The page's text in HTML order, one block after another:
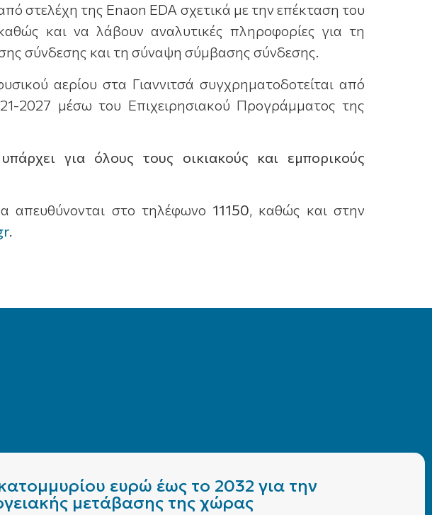
στελέχη της Enaon EDA σχετικά με την επέκταση του
και να λάβουν αναλυτικές πληροφορίες για τη
σύνδεσης και τη σύναψη σύμβασης σύνδεσης.
αερίου στα Γιαννιτσά συγχρηματοδοτείται από
2027 μέσω του Επιχειρησιακού Προγράμματος της
υπάρχει για όλους τους οικιακούς και εμπορικούς
απευθύνονται στο τηλέφωνο 11150, καθώς και στην
.
ευρώ έως το 2032 για την
μετάβασης της χώρας